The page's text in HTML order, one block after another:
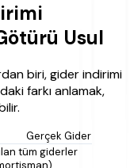
Usul
biri, gider indirimi
farkı anlamak,
Gerçek Gider
tüm giderler